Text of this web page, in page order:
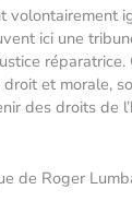
volontairement
ici une
et morale,
des droits de
de Roger